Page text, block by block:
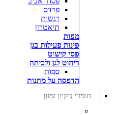
פרדס
רגשות
תיאטרון
מפות
פינות פעילות בגן
פסי קישוט
ריהוט לגן ולכיתה
ספות
הדפסה על מתנות
חומרי ניקיון ומזון